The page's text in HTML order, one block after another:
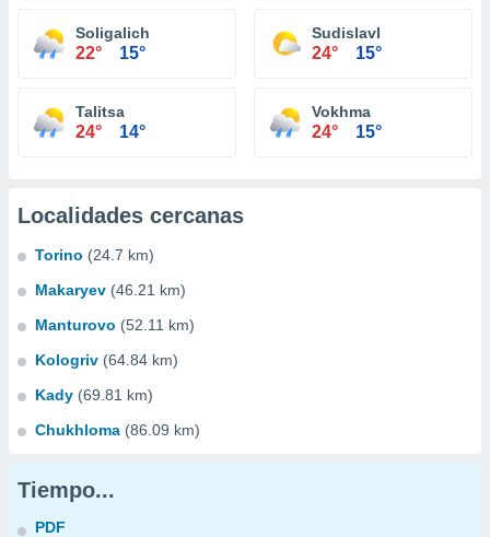
Soligalich
22° 15°
Sudislavl
24° 15°
Talitsa
24° 14°
Vokhma
24° 15°
Localidades cercanas
Torino (24.7 km)
Makaryev (46.21 km)
Manturovo (52.11 km)
Kologriv (64.84 km)
Kady (69.81 km)
Chukhloma (86.09 km)
Tiempo...
PDF